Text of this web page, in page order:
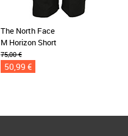
The North Face
M Horizon Short
75,00 €
50,99 €